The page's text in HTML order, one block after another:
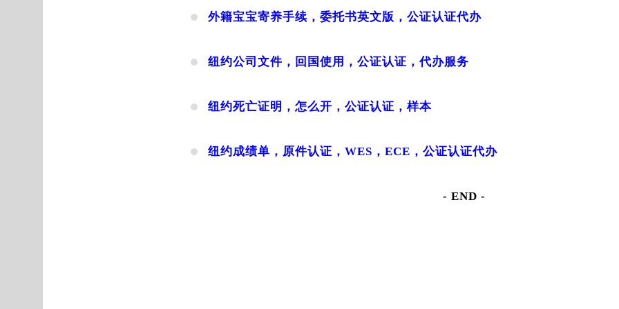
外籍宝宝寄养手续，委托书英文版，公证认证代办
纽约公司文件，回国使用，公证认证，代办服务
纽约死亡证明，怎么开，公证认证，样本
纽约成绩单，原件认证，WES，ECE，公证认证代办
- END -